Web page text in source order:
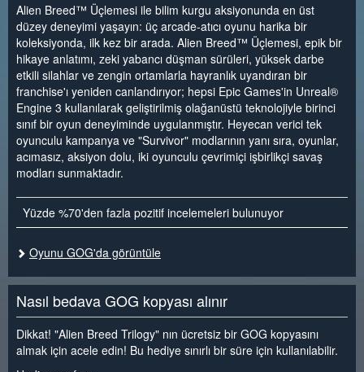
Alien Breed™ Üçlemesi ile bilim kurgu aksiyonunda en üst
düzey deneyimi yaşayın: üç arcade-atıcı oyunu harika bir
koleksiyonda, ilk kez bir arada. Alien Breed™ Üçlemesi, epik bir
hikaye anlatımı, zeki yabancı düşman sürüleri, yüksek darbe
etkili silahlar ve zengin ortamlarla hayranlık uyandıran bir
franchise'ı yeniden canlandırıyor; hepsi Epic Games'in Unreal®
Engine 3 kullanılarak geliştirilmiş olağanüstü teknolojiyle birinci
sınıf bir oyun deneyiminde uygulanmıştır. Heyecan verici tek
oyunculu kampanya ve "Survivor" modlarının yanı sıra, oyunlar,
acımasız, aksiyon dolu, iki oyunculu çevrimiçi işbirlikçi savaş
modları sunmaktadır.
Yüzde %70'den fazla pozitif incelemeleri bulunuyor
Oyunu GOG'da görüntüle
Nasıl bedava GOG kopyası alınır
Dikkat! "Alien Breed Trilogy" nın ücretsiz bir GOG kopyasını
almak için acele edin! Bu hediye sınırlı bir süre için kullanılabilir.